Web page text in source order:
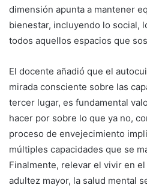
dimensión apunta a mantener
bienestar, incluyendo lo social,
todos aquellos espacios que
El docente añadió que el
mirada consciente sobre las
tercer lugar, es fundamental
hacer por sobre lo que ya no,
proceso de envejecimiento
múltiples capacidades que se
Finalmente, relevar el vivir en
adultez mayor, la salud mental